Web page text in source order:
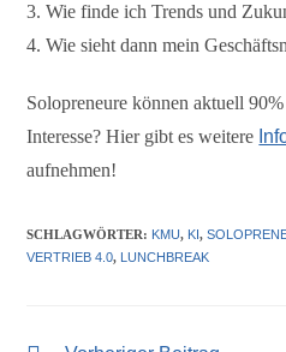
3. Wie finde ich Trends und
4. Wie sieht dann mein
Solopreneure können aktuell
Interesse? Hier gibt es weitere
aufnehmen!
SCHLAGWÖRTER: KMU, KI,
VERTRIEB 4.0, LUNCHBREAK